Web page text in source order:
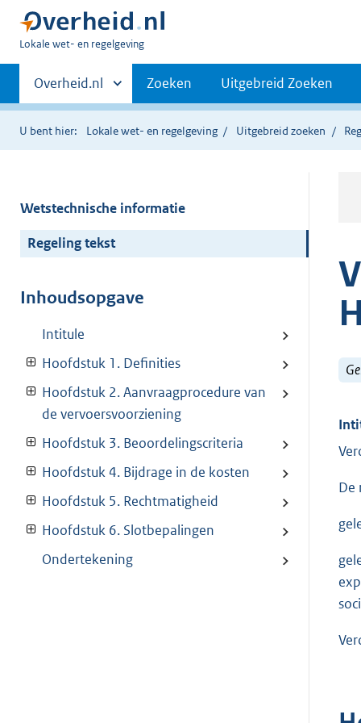
U
hier:
Lokale wet- en regelgeving
Primaire
navigatie
Andere
sites
binnen
Overheid.nl Zoeken Uitgebreid Zoeken
U bent hier: Lokale wet- en regelgeving Uitgebreid zoeken
Wetstechnische informatie
Regeling tekst
Inhoudsopgave
Intitule
Hoofdstuk 1. Definities
Hoofdstuk 2. Aanvraagprocedure van
de vervoersvoorziening
Hoofdstuk 3. Beoordelingscriteria
Hoofdstuk 4. Bijdrage in de kosten
Hoofdstuk 5. Rechtmatigheid
Hoofdstuk 6. Slotbepalingen
Ondertekening
De